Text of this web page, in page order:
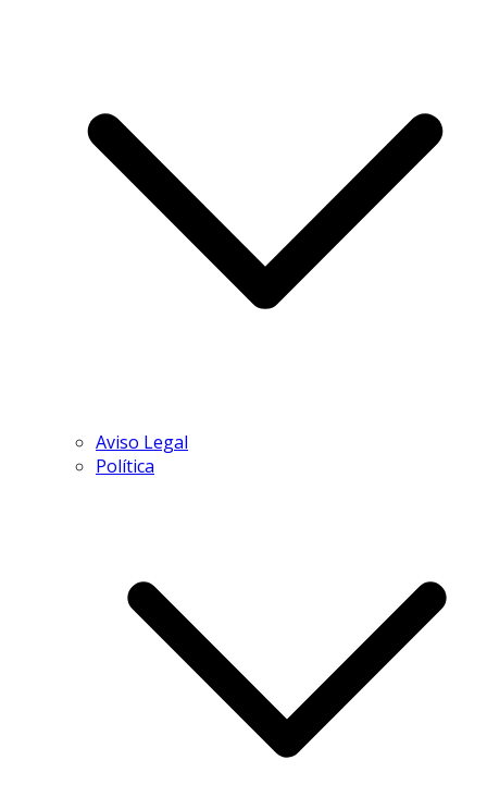
Aviso Legal
Política